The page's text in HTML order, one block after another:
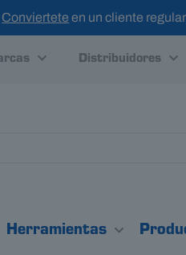
Conviertete en un cliente
Distribuidores
Herramientas